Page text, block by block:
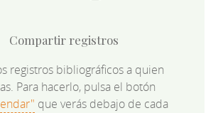
Compartir registros
registros bibliográficos a quien
Para hacerlo, pulsa el botón
que verás debajo de cada